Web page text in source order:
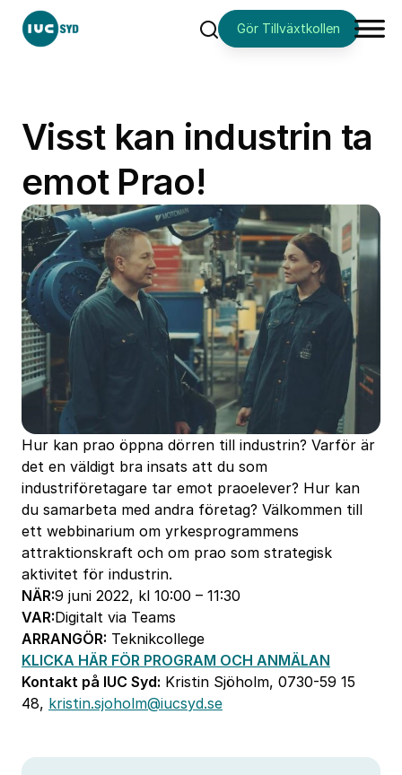
SökGör Tillväxtkollen
Visst kan industrin ta
emot Prao!
Hur kan prao öppna dörren till industrin? Varför är
det en väldigt bra insats att du som
industriföretagare tar emot praoelever? Hur kan
du samarbeta med andra företag? Välkommen till
ett webbinarium om yrkesprogrammens
attraktionskraft och om prao som strategisk
aktivitet för industrin.
NÄR:9 juni 2022, kl 10:00 – 11:30
VAR:Digitalt via Teams
ARRANGÖR: Teknikcollege
KLICKA HÄR FÖR PROGRAM OCH ANMÄLAN
Kontakt på IUC Syd: Kristin Sjöholm, 0730-59 15
48, kristin.sjoholm@iucsyd.se